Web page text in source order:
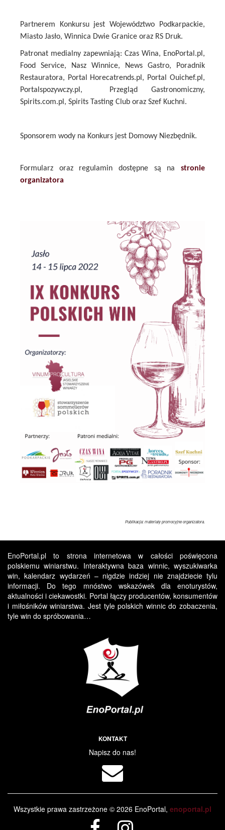
Partnerem Konkursu jest Województwo Podkarpackie,
Miasto Jasło, Winnica Dwie Granice oraz RS Druk.
Patronat medialny zapewniają: Czas Wina, EnoPortal.pl,
Food Service, Nasz Winnice, News Gastro, Poradnik
Restauratora, Portal Horecatrends.pl, Portal Ouichef.pl,
Portalspozywczy.pl, Przegląd Gastronomiczny,
Spirits.com.pl, Spirits Tasting Club oraz Szef Kuchni.
Sponsorem wody na Konkurs jest Domowy Niezbędnik.
Formularz oraz regulamin dostępne są nastronie
organizatora
Publikacja: materiały promocyjne organizatora.
EnoPortal.pl to strona internetowa w całości poświęcona
polskiemu winiarstwu. Interaktywna baza winnic, wyszukiwarka
win, kalendarz wydarzeń – nigdzie indziej nie znajdziecie tylu
informacji. Do tego mnóstwo wskazówek dla enoturystów,
aktualności i ciekawostki. Portal łączy producentów, konsumentów
i miłośników winiarstwa. Jest tyle polskich winnic do zobaczenia,
tyle win do spróbowania…
KONTAKT
Napisz do nas!
Wszystkie prawa zastrzeżone © 2026 EnoPortal, enoportal.pl